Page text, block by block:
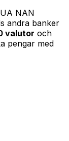
NAN
andra banker
valutor och
pengar med